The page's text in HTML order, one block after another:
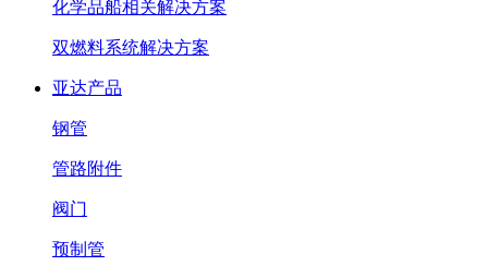
化学品船相关解决方案
双燃料系统解决方案
亚达产品
钢管
管路附件
阀门
预制管